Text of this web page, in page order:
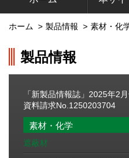
ホーム > 製品情報 > 素材・化
製品情報
「新製品情報誌」2025年2
資料請求No.1250203704
素材・化学
遮蔽材